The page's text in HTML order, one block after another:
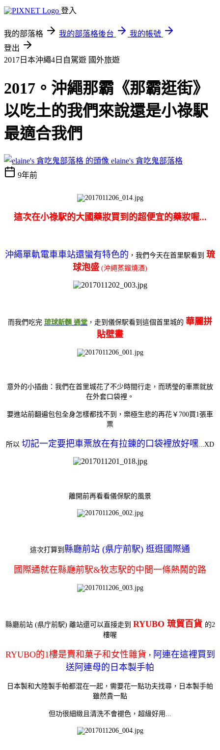
登入
我的部落格 我的部落格後台
我的帳號
登出
2017日本沖繩4日自駕遊 國外旅遊
2017。沖繩那霸《那霸逛街》
以吃土的我們來說還是小祿駅
最適合我們
elaine's 貪吃鬼部落格
9年前
這次在小祿駅的大國藥妝買到的超便宜的藥妝喔...
沖繩單軌電車車站還蠻有特色的 ，我們今天在首里駅看到 琉
球泡盛 (沖繩蒸鎦燒酒)
而我們吃完 琉球新麵 通堂 ，走到儀保駅看到這個首里城的 華麗拼
貼壁畫
意外的小插曲：我們在首里城花了不少時間行走，而琇瑩的車票就放
在外套口袋裡。
要進站前翻遍包包全身怎樣都找不到，樂極生悲的再花￥700買1張車
票
所以 切記一定要把車票放在有拉錬的口袋裡放好嘿 ...XD
離開前再看看儀保駅的風景
這次打算到 縣廳前站 (県庁前駅) 逛逛國際通
國際通就在縣廳前駅&牧志駅的中間一條熱鬧的路
縣廳前站 (県庁前駅) 離站還可以直接走到 RYUBO 琉貿百貨 的2
樓喔
RYUBO的1樓是賣和菓子和女性雜貨 ， 阿連在這裡買到
送阿連母的日本製手帕
日本製和大陸製手帕都混在一起，需要花一點功夫找尋，日本製手帕
雖然貴一點
但功很細緻且清洗不會褪色，超級好用...